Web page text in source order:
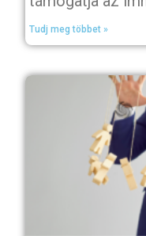
Tudj meg többet »